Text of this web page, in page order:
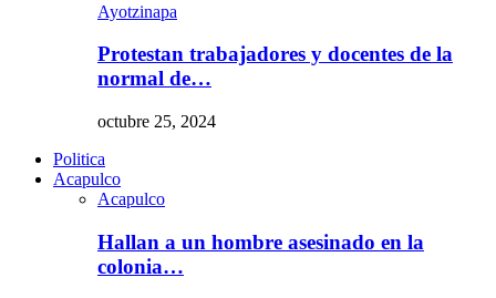
Ayotzinapa
Protestan trabajadores y docentes de la
normal de…
octubre 25, 2024
Politica
Acapulco
Acapulco
Hallan a un hombre asesinado en la
colonia…